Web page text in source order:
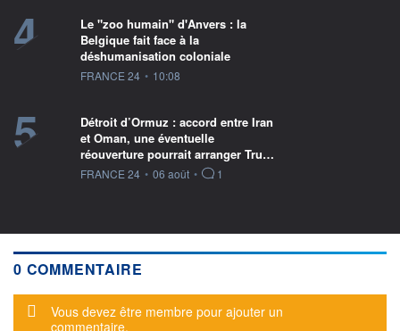
4
Le "zoo humain" d'Anvers : la
Belgique fait face à la
déshumanisation coloniale
information fournie par
FRANCE 24 • 10:08
5
Détroit d’Ormuz : accord entre Iran
et Oman, une éventuelle
réouverture pourrait arranger Tru…
information fournie par
FRANCE 24 • 06 août • 1
0 COMMENTAIRE
Message d'alerte
Vous devez être membre pour ajouter un
commentaire.